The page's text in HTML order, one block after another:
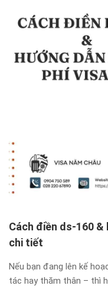
Cách điền ds-160 &
chi tiết
Nếu bạn đang lên kế
tác hay thăm thân – thì